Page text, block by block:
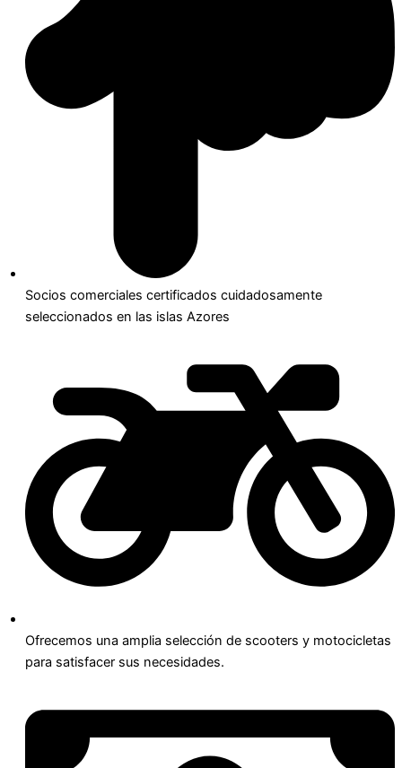
Socios comerciales certificados cuidadosamente
seleccionados en las islas Azores
Ofrecemos una amplia selección de scooters y motocicletas
para satisfacer sus necesidades.